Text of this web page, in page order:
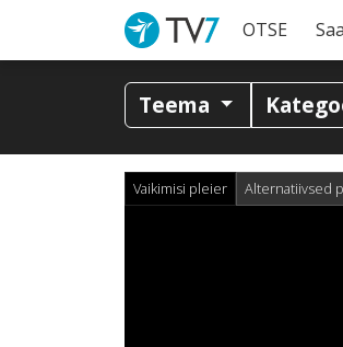
OTSE
Teema
Vaikimisi pleier Alternatiivsed